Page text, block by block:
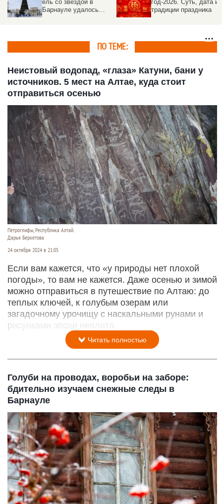
ель со звездой в
Барнауле удалось
год-2026. Суть, дата и
традиции праздника
ПО ТЕМЕ:
Неистовый водопад, «глаза» Катуни, бани у
источников. 5 мест на Алтае, куда стоит
отправиться осенью
Петроглифы, Республика Алтай.
Дарья Беркетова
24 октября 2024 в 21:05
Если вам кажется, что «у природы нет плохой
погоды», то вам не кажется. Даже осенью и зимой
можно отправиться в путешествие по Алтаю: до
теплых ключей, к голубым озерам или
загадочному урочищу с наскальными рунами и
рисунками эпохи неолита.
Читать полностью
Голуби на проводах, воробьи на заборе:
бдительно изучаем снежные следы в
Барнауле